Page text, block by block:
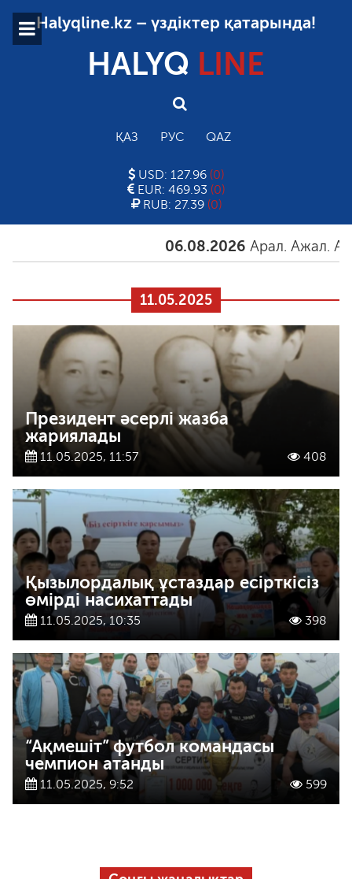
Halyqline.kz – үздіктер қатарында!
HALYQ LINE
ҚАЗ РУС QAZ
USD: 127.96 (0)
EUR: 469.93 (0)
RUB: 27.39 (0)
06.08.2026 Арал. Ажал.
11.05.2025
Президент әсерлі жазба
жариялады
11.05.2025, 11:57 408
Қызылордалық ұстаздар есірткісіз
өмірді насихаттады
11.05.2025, 10:35 398
“Ақмешіт” футбол командасы
чемпион атанды
11.05.2025, 9:52 599